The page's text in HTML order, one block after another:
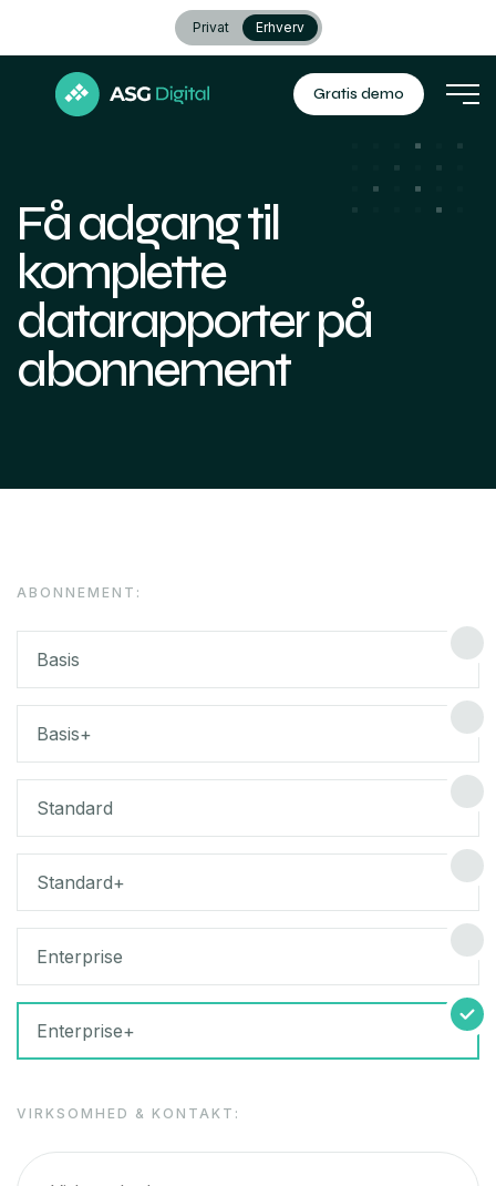
Privat Erhverv
Gratis demo
Få adgang til
komplette
datarapporter på
abonnement
ABONNEMENT:
Basis
Basis+
Standard
Standard+
Enterprise
Enterprise+
VIRKSOMHED & KONTAKT: